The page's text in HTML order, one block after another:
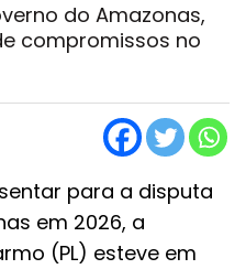
do Amazonas,
compromissos no
para a disputa
em 2026, a
(PL) esteve em